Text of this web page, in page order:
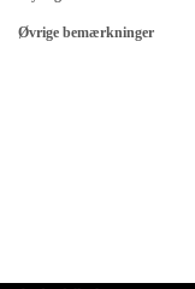
Øvrige bemærkninger